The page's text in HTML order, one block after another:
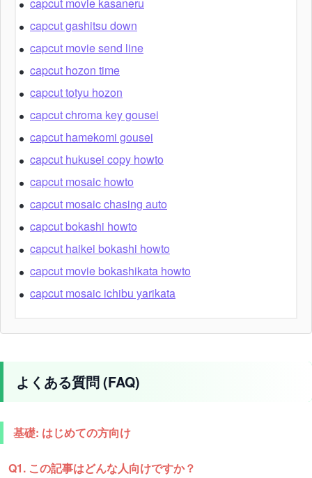
capcut gashitsu down
capcut movie send line
capcut hozon time
capcut totyu hozon
capcut chroma key gousei
capcut hamekomi gousei
capcut hukusei copy howto
capcut mosaic howto
capcut mosaic chasing auto
capcut bokashi howto
capcut haikei bokashi howto
capcut movie bokashikata howto
capcut mosaic ichibu yarikata
よくある質問 (FAQ)
基礎: はじめての方向け
Q1. この記事はどんな人向けですか？